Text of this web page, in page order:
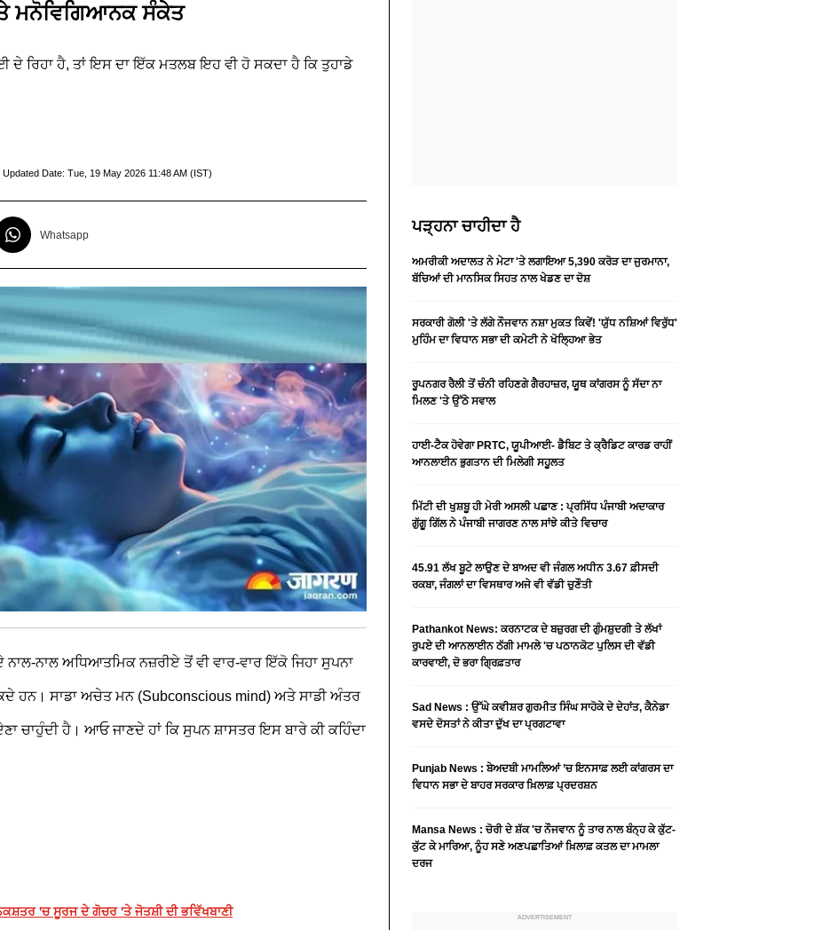
ਮਨੋਵਿਗਿਆਨਕ ਸੰਕੇਤ
ਦੇ ਰਿਹਾ ਹੈ, ਤਾਂ ਇਸ ਦਾ ਇੱਕ ਮਤਲਬ ਇਹ ਵੀ ਹੋ ਸਕਦਾ ਹੈ ਕਿ ਤੁਹਾਡੇ
Updated Date: Tue, 19 May 2026 11:48 AM (IST)
Whatsapp
ਨਾਲ ਅਧਿਆਤਮਿਕ ਨਜ਼ਰੀਏ ਤੋਂ ਵੀ ਵਾਰ-ਵਾਰ ਇੱਕੋ ਜਿਹਾ ਸੁਪਨਾ
ਸਾਡਾ ਅਚੇਤ ਮਨ (Subconscious mind) ਅਤੇ ਸਾਡੀ ਅੰਤਰ
ਚਾਹੁੰਦੀ ਹੈ। ਆਓ ਜਾਣਦੇ ਹਾਂ ਕਿ ਸੁਪਨ ਸ਼ਾਸਤਰ ਇਸ ਬਾਰੇ ਕੀ ਕਹਿੰਦਾ
'ਚ ਸੂਰਜ ਦੇ ਗੋਚਰ 'ਤੇ ਜੋਤਸ਼ੀ ਦੀ ਭਵਿੱਖਬਾਣੀ
ਪੜ੍ਹਨਾ ਚਾਹੀਦਾ ਹੈ
ਅਮਰੀਕੀ ਅਦਾਲਤ ਨੇ ਮੇਟਾ 'ਤੇ ਲਗਾਇਆ 5,390 ਕਰੋੜ ਦਾ ਜੁਰਮਾਨਾ,
ਬੱਚਿਆਂ ਦੀ ਮਾਨਸਿਕ ਸਿਹਤ ਨਾਲ ਖੇਡਣ ਦਾ ਦੋਸ਼
ਸਰਕਾਰੀ ਗੋਲੀ 'ਤੇ ਲੱਗੇ ਨੌਜਵਾਨ ਨਸ਼ਾ ਮੁਕਤ ਕਿਵੇਂ! 'ਯੁੱਧ ਨਸ਼ਿਆਂ ਵਿਰੁੱਧ'
ਮੁਹਿੰਮ ਦਾ ਵਿਧਾਨ ਸਭਾ ਦੀ ਕਮੇਟੀ ਨੇ ਖੋਲ੍ਹਿਆ ਭੇਤ
ਰੂਪਨਗਰ ਰੈਲੀ ਤੋਂ ਚੰਨੀ ਰਹਿਣਗੇ ਗੈਰਹਾਜ਼ਰ, ਯੂਥ ਕਾਂਗਰਸ ਨੂੰ ਸੱਦਾ ਨਾ
ਮਿਲਣ 'ਤੇ ਉੱਠੇ ਸਵਾਲ
ਹਾਈ-ਟੈਕ ਹੋਵੇਗਾ PRTC, ਯੂਪੀਆਈ- ਡੈਬਿਟ ਤੇ ਕ੍ਰੈਡਿਟ ਕਾਰਡ ਰਾਹੀਂ
ਆਨਲਾਈਨ ਭੁਗਤਾਨ ਦੀ ਮਿਲੇਗੀ ਸਹੂਲਤ
ਮਿੱਟੀ ਦੀ ਖੁਸ਼ਬੂ ਹੀ ਮੇਰੀ ਅਸਲੀ ਪਛਾਣ : ਪ੍ਰਸਿੱਧ ਪੰਜਾਬੀ ਅਦਾਕਾਰ
ਗੁੱਗੂ ਗਿੱਲ ਨੇ ਪੰਜਾਬੀ ਜਾਗਰਣ ਨਾਲ ਸਾਂਝੇ ਕੀਤੇ ਵਿਚਾਰ
45.91 ਲੱਖ ਬੂਟੇ ਲਾਉਣ ਦੇ ਬਾਅਦ ਵੀ ਜੰਗਲ ਅਧੀਨ 3.67 ਫ਼ੀਸਦੀ
ਰਕਬਾ, ਜੰਗਲਾਂ ਦਾ ਵਿਸਥਾਰ ਅਜੇ ਵੀ ਵੱਡੀ ਚੁਣੌਤੀ
Pathankot News: ਕਰਨਾਟਕ ਦੇ ਬਜ਼ੁਰਗ ਦੀ ਗੁੰਮਸ਼ੁਦਗੀ ਤੇ ਲੱਖਾਂ
ਰੁਪਏ ਦੀ ਆਨਲਾਈਨ ਠੱਗੀ ਮਾਮਲੇ 'ਚ ਪਠਾਨਕੋਟ ਪੁਲਿਸ ਦੀ ਵੱਡੀ
ਕਾਰਵਾਈ, ਦੋ ਭਰਾ ਗ੍ਰਿਫ਼ਤਾਰ
Sad News : ਉੱਘੇ ਕਵੀਸ਼ਰ ਗੁਰਮੀਤ ਸਿੰਘ ਸਾਹੋਕੇ ਦੇ ਦੇਹਾਂਤ, ਕੈਨੇਡਾ
ਵਸਦੇ ਦੋਸਤਾਂ ਨੇ ਕੀਤਾ ਦੁੱਖ ਦਾ ਪ੍ਰਗਟਾਵਾ
Punjab News : ਬੇਅਦਬੀ ਮਾਮਲਿਆਂ ’ਚ ਇਨਸਾਫ਼ ਲਈ ਕਾਂਗਰਸ ਦਾ
ਵਿਧਾਨ ਸਭਾ ਦੇ ਬਾਹਰ ਸਰਕਾਰ ਖ਼ਿਲਾਫ਼ ਪ੍ਰਦਰਸ਼ਨ
Mansa News : ਚੋਰੀ ਦੇ ਸ਼ੱਕ 'ਚ ਨੌਜਵਾਨ ਨੂੰ ਤਾਰ ਨਾਲ ਬੰਨ੍ਹ ਕੇ ਕੁੱਟ-
ਕੁੱਟ ਕੇ ਮਾਰਿਆ, ਨੂੰਹ ਸਣੇ ਅਣਪਛਾਤਿਆਂ ਖ਼ਿਲਾਫ਼ ਕਤਲ ਦਾ ਮਾਮਲਾ
ਦਰਜ